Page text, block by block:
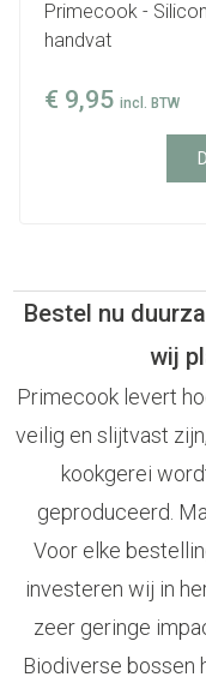
Primecook -
handvat
€ 9,95 incl. BTW
Bestel nu
wij
Primecook levert
veilig en slijtvast zijn,
kookgerei
geproduceerd.
Voor elke
investeren wij in
zeer geringe
Biodiverse bossen